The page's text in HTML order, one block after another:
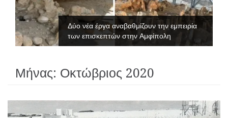
Δύο νέα έργα αναβαθμίζουν την εμπειρία
των επισκεπτών στην Αμφίπολη
Μήνας: Οκτώβριος 2020